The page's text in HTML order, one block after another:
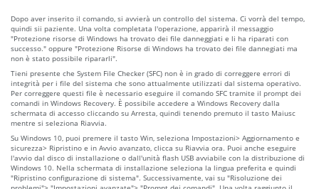
Dopo aver inserito il comando, si avvierà un controllo del sistema. Ci vorrà del tempo,
quindi sii paziente. Una volta completata l'operazione, apparirà il messaggio
"Protezione risorse di Windows ha trovato dei file danneggiati e li ha riparati con
successo." oppure "Protezione Risorse di Windows ha trovato dei file dannegiati ma
non è stato possibile ripararli".
Tieni presente che System File Checker (SFC) non è in grado di correggere errori di
integrità per i file del sistema che sono attualmente utilizzati dal sistema operativo.
Per correggere questi file è necessario eseguire il comando SFC tramite il prompt dei
comandi in Windows Recovery. È possibile accedere a Windows Recovery dalla
schermata di accesso cliccando su Arresta, quindi tenendo premuto il tasto Maiusc
mentre si seleziona Riavvia.
Su Windows 10, puoi premere il tasto Win, seleziona Impostazioni> Aggiornamento e
sicurezza> Ripristino e in Avvio avanzato, clicca su Riavvia ora. Puoi anche eseguire
l'avvio dal disco di installazione o dall'unità flash USB avviabile con la distribuzione di
Windows 10. Nella schermata di installazione seleziona la lingua preferita e quindi
"Ripristino configurazione di sistema". Successivamente, vai su "Risoluzione dei